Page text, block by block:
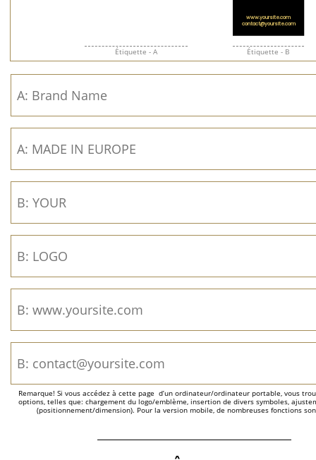
Étiquette - A Étiquette - B
Remarque! Si vous accédez à cette page  d’un ordinateur/ordinateur portable, vous
options, telles que: chargement du logo/emblème, insertion de divers symboles,
(positionnement/dimension). Pour la version mobile, de nombreuses fonctions